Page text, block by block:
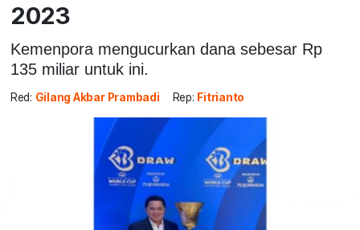
2023
Kemenpora mengucurkan dana sebesar Rp
135 miliar untuk ini.
Red: Gilang Akbar Prambadi Rep: Fitrianto